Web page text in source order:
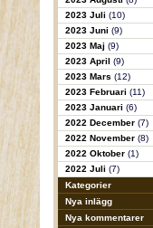
2023 Juli (10)
2023 Juni (9)
2023 Maj (9)
2023 April (9)
2023 Mars (12)
2023 Februari (11)
2023 Januari (6)
2022 December (7)
2022 November (8)
2022 Oktober (1)
2022 Juli (7)
Kategorier
Nya inlägg
Nya kommentarer